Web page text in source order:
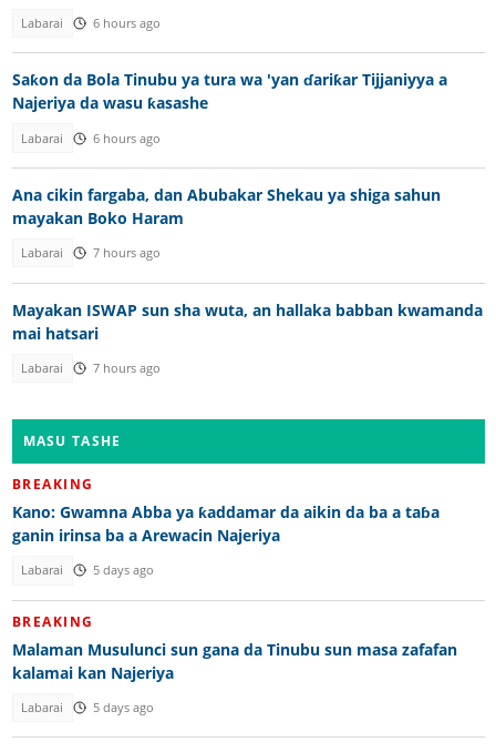
Labarai 6 hours ago
Saƙon da Bola Tinubu ya tura wa 'yan ɗariƙar Tijjaniyya a
Najeriya da wasu ƙasashe
Labarai 6 hours ago
Ana cikin fargaba, dan Abubakar Shekau ya shiga sahun
mayakan Boko Haram
Labarai 7 hours ago
Mayakan ISWAP sun sha wuta, an hallaka babban kwamanda
mai hatsari
Labarai 7 hours ago
MASU TASHE
BREAKING
Kano: Gwamna Abba ya ƙaddamar da aikin da ba a taɓa
ganin irinsa ba a Arewacin Najeriya
Labarai 5 days ago
BREAKING
Malaman Musulunci sun gana da Tinubu sun masa zafafan
kalamai kan Najeriya
Labarai 5 days ago